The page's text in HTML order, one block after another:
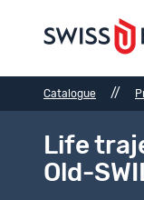
Catalogue //
Life
Old-